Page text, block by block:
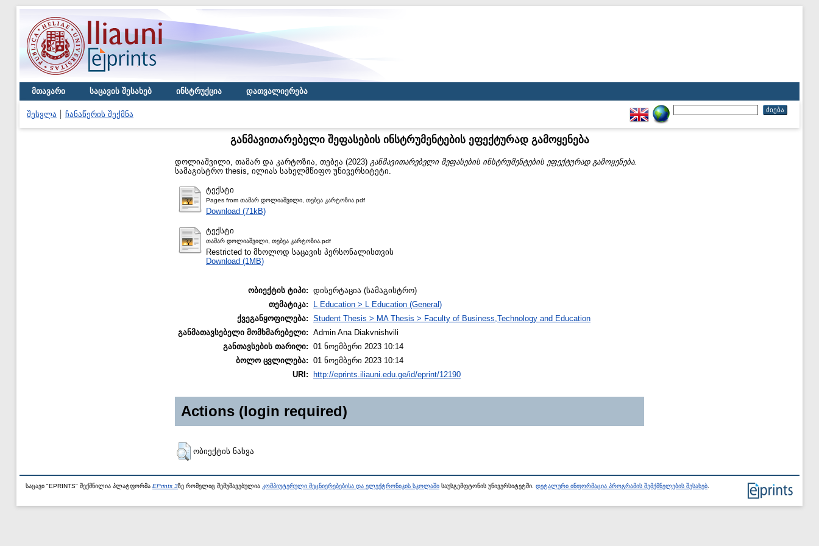
მთავარი საცავის შესახებ ინსტრუქცია დათვალიერება
შესვლა ჩანაწერის შექმნა
განმავითარებელი შეფასების ინსტრუმენტების ეფექტურად გამოყენება
დოლიაშვილი, თამარ და კარტოზია, თებეა (2023) განმავითარებელი შეფასების ინსტრუმენტების ეფექტურად გამოყენება.
სამაგისტრო thesis, ილიას სახელმწიფო უნივერსიტეტი.
ტექსტი
Pages from თამარ დოლიაშვილი, თებეა კარტოზია.pdf
Download (71kB)
ტექსტი
თამარ დოლიაშვილი, თებეა კარტოზია.pdf
Restricted to მხოლოდ საცავის პერსონალისთვის
Download (1MB)
ობიექტის ტიპი: დისერტაცია (სამაგისტრო)
თემატიკა:
L Education > L Education (General)
ქვეგანყოფილება: Student Thesis > MA Thesis > Faculty of Business,Technology and Education
განმათავსებელი მომხმარებელი: Admin Ana Diakvnishvili
განთავსების თარიღი: 01 ნოემბერი 2023 10:14
ბოლო ცვლილება: 01 ნოემბერი 2023 10:14
URI:
http://eprints.iliauni.edu.ge/id/eprint/12190
Actions (login required)
ობიექტის ნახვა
საცავი "EPRINTS" შექმნილია პლატფორმა EPrints 3ზე რომელიც შემუშავებულია კომპიუტერული მეცნიერებებისა და ელექტრონიკის სკოლაში საუსგემფტონის უნივერსიტეტში. დეტალური ინფორმაცია პროგრამის შემქმნელების შესახებ.